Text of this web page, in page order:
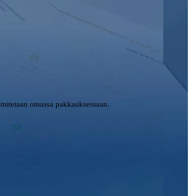
omassa pakkauksessaan.